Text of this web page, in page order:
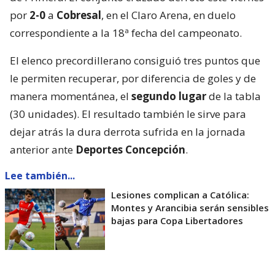
por 2-0a Cobresal, en el Claro Arena, en duelo
correspondiente a la 18ª fecha del campeonato.
El elenco precordillerano consiguió tres puntos que
le permiten recuperar, por diferencia de goles y de
manera momentánea, el segundo lugarde la tabla
(30 unidades). El resultado también le sirve para
dejar atrás la dura derrota sufrida en la jornada
anterior ante Deportes Concepción.
Lee también...
Lesiones complican a Católica:
Montes y Arancibia serán sensibles
bajas para Copa Libertadores